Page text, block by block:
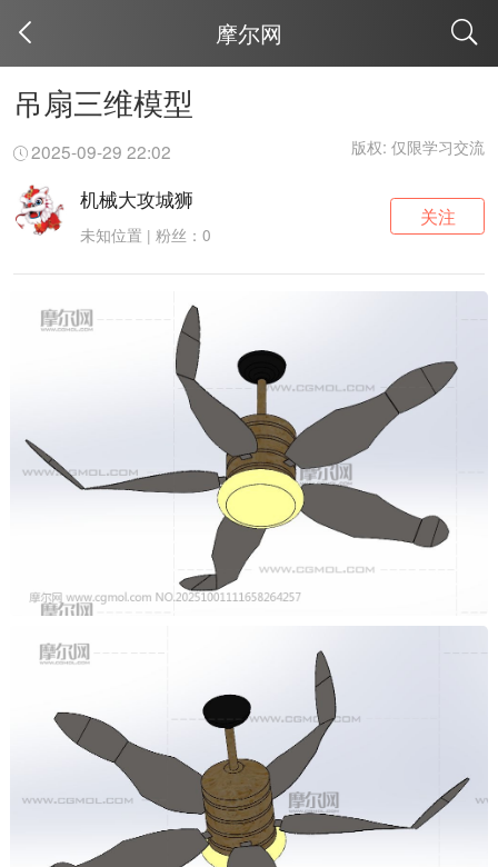
摩尔网
吊扇三维模型
2025-09-29 22:02 版权: 仅限学习交流
机械大攻城狮
未知位置 | 粉丝：0
关注
取消